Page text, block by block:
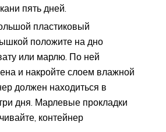
пять дней.
пластиковый
положите на дно
или марлю. По ней
и накройте слоем влажной
должен находиться в
дня. Марлевые прокладки
контейнер